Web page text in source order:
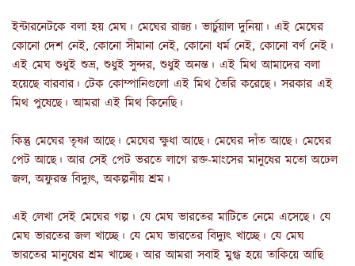
ইন্টারনেটকে বলা হয় মেঘ। মেঘের রাজ্য। ভার্চুয়াল দুনিয়া। এই মেঘের
কোনো দেশ নেই, কোনো সীমানা নেই, কোনো ধর্ম নেই, কোনো বর্ণ নেই।
এই মেঘ শুধুই শুভ্র, শুধুই সুন্দর, শুধুই অনন্ত। এই মিথ আমাদের বলা
হয়েছে বারবার। টেক কোম্পানিগুলো এই মিথ তৈরি করেছে। সরকার এই
মিথ পুষেছে। আমরা এই মিথ কিনেছি।
কিন্তু মেঘের তৃষ্ণা আছে। মেঘের ক্ষুধা আছে। মেঘের দাঁত আছে। মেঘের
পেট আছে। আর সেই পেট ভরতে লাগে রক্ত-মাংসের মানুষের মতো অঢেল
জল, অফুরন্ত বিদ্যুৎ, অকল্পনীয় শ্রম।
এই লেখা সেই মেঘের গল্প। যে মেঘ ভারতের মাটিতে নেমে এসেছে। যে
মেঘ ভারতের জল খাচ্ছে। যে মেঘ ভারতের বিদ্যুৎ খাচ্ছে। যে মেঘ
ভারতের মানুষের শ্রম খাচ্ছে। আর আমরা সবাই মুগ্ধ হয়ে তাকিয়ে আছি